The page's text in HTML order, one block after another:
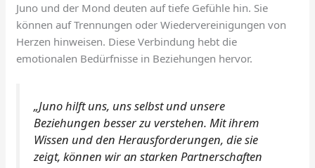
Juno und der Mond deuten auf tiefe Gefühle hin. Sie
können auf Trennungen oder Wiedervereinigungen von
Herzen hinweisen. Diese Verbindung hebt die
emotionalen Bedürfnisse in Beziehungen hervor.
„Juno hilft uns, uns selbst und unsere
Beziehungen besser zu verstehen. Mit ihrem
Wissen und den Herausforderungen, die sie
zeigt, können wir an starken Partnerschaften